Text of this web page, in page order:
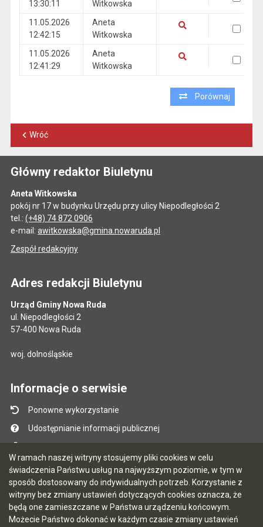
W ramach naszej witryny stosujemy pliki cookies w celu
świadczenia Państwu usług na najwyższym poziomie, w tym w
sposób dostosowany do indywidualnych potrzeb. Korzystanie z
witryny bez zmiany ustawień dotyczących cookies oznacza, że
będą one zamieszczane w Państwa urządzeniu końcowym.
Możecie Państwo dokonać w każdym czasie zmiany ustawień
13:30:11
Witkowska
11.05.2026
12:42:15
Aneta
Witkowska
11.05.2026
12:41:29
Aneta
Witkowska
Porównaj
Wróć
Główny redaktor Biuletynu
Aneta Witkowska
pokój nr 17 w budynku Urzędu przy ulicy Niepodległości 2
tel.: (+48) 74 872 0906
e-mail: awitkowska@gmina.nowaruda.pl
Zespół redakcyjny
Adres redakcji Biuletynu
Urząd Gminy Nowa Ruda
ul. Niepodległości 2
57-400 Nowa Ruda
woj. dolnośląskie
Informacje o serwisie
Ponowne wykorzystanie
Udostępnianie informacji publicznej
Mapa serwisu
Instrukcja obsługi
Statystyki oglądalności
Ostatnio dodane
Ostatnia aktualizacja BIP: 07.08.2026 12:02